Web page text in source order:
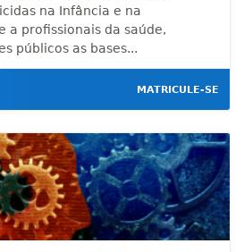
na Infância e na
a profissionais da saúde,
públicos as bases...
MATRICULE-SE